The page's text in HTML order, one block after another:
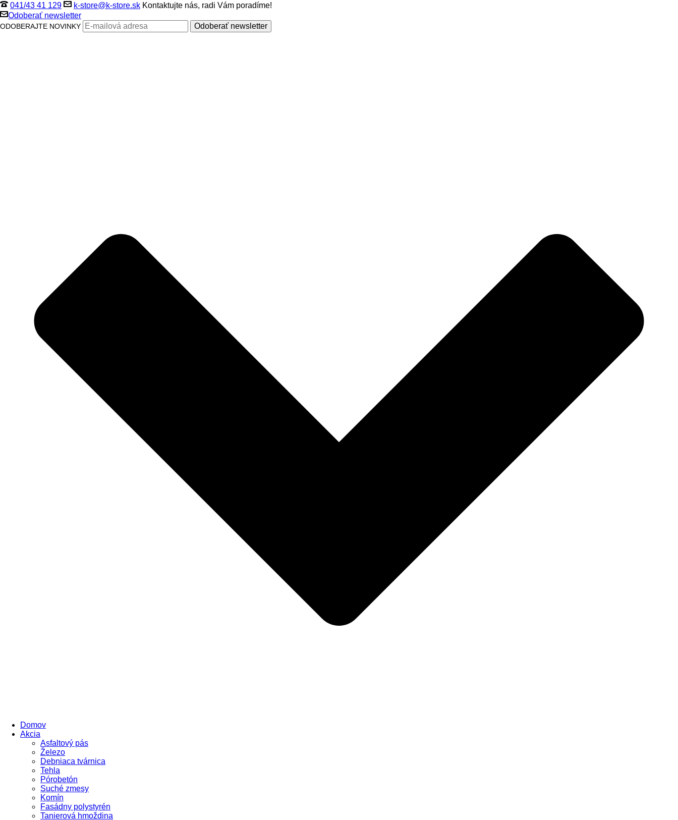
041/43 41 129 k-store@k-store.sk Kontaktujte nás, radi Vám poradíme!
Odoberať newsletter
ODOBERAJTE NOVINKY
Domov
Akcia
Asfaltový pás
Železo
Debniaca tvárnica
Tehla
Pórobetón
Suché zmesy
Komín
Fasádny polystyrén
Tanierová hmoždina